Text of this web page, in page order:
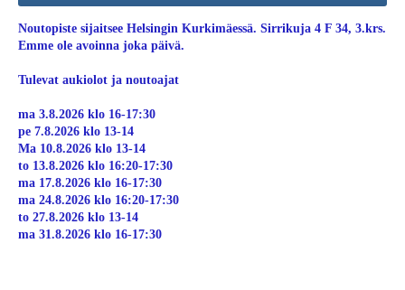
Noutopiste sijaitsee Helsingin Kurkimäessä. Sirrikuja 4 F 34, 3.krs.
Emme ole avoinna joka päivä.
Tulevat aukiolot ja noutoajat
ma 3.8.2026 klo 16-17:30
pe 7.8.2026 klo 13-14
Ma 10.8.2026 klo 13-14
to 13.8.2026 klo 16:20-17:30
ma 17.8.2026 klo 16-17:30
ma 24.8.2026 klo 16:20-17:30
to 27.8.2026 klo 13-14
ma 31.8.2026 klo 16-17:30